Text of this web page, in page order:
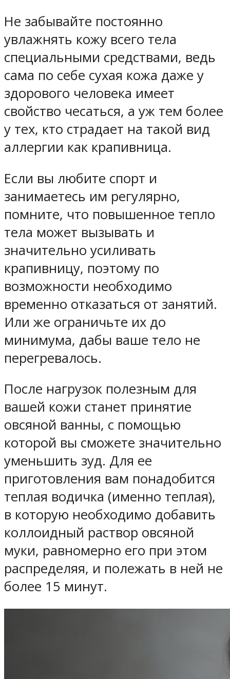
Не забывайте постоянно
увлажнять кожу всего тела
специальными средствами, ведь
сама по себе сухая кожа даже у
здорового человека имеет
свойство чесаться, а уж тем более
у тех, кто страдает на такой вид
аллергии как крапивница.
Если вы любите спорт и
занимаетесь им регулярно,
помните, что повышенное тепло
тела может вызывать и
значительно усиливать
крапивницу, поэтому по
возможности необходимо
временно отказаться от занятий.
Или же ограничьте их до
минимума, дабы ваше тело не
перегревалось.
После нагрузок полезным для
вашей кожи станет принятие
овсяной ванны, с помощью
которой вы сможете значительно
уменьшить зуд. Для ее
приготовления вам понадобится
теплая водичка (именно теплая),
в которую необходимо добавить
коллоидный раствор овсяной
муки, равномерно его при этом
распределяя, и полежать в ней не
более 15 минут.